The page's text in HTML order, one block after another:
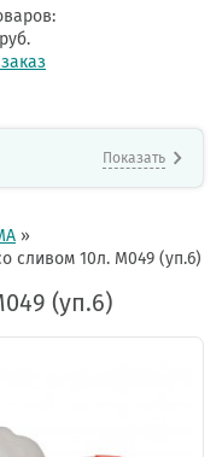
руб.
Показать
»
сливом 10л. М049 (уп.6)
(уп.6)